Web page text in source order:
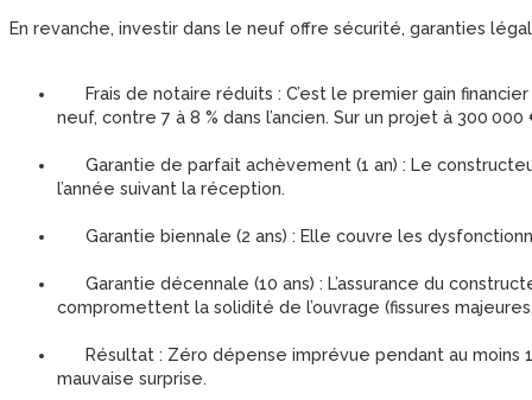
En revanche, investir dans le neuf offre sécurité, garanties
Frais de notaire réduits : C’est le premier gain financier
neuf, contre 7 à 8 % dans l’ancien. Sur un projet à 300
Garantie de parfait achèvement (1 an) : Le
l’année suivant la réception.
Garantie biennale (2 ans) : Elle couvre les
Garantie décennale (10 ans) : L’assurance du
compromettent la solidité de l’ouvrage (fissures
Résultat : Zéro dépense imprévue pendant au moins
mauvaise surprise.